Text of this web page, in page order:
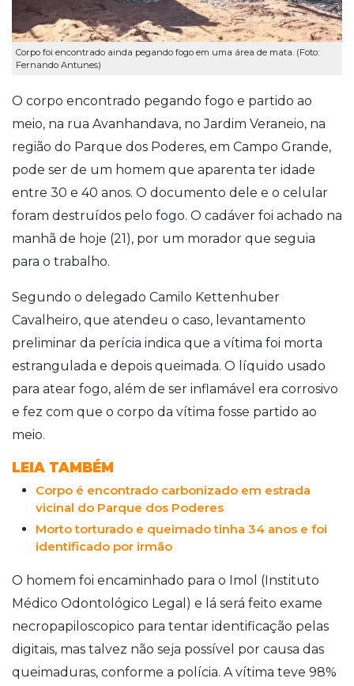
Corpo foi encontrado ainda pegando fogo em uma área de mata. (Foto:
Fernando Antunes)
O corpo encontrado pegando fogo e partido ao
meio, na rua Avanhandava, no Jardim Veraneio, na
região do Parque dos Poderes, em Campo Grande,
pode ser de um homem que aparenta ter idade
entre 30 e 40 anos. O documento dele e o celular
foram destruídos pelo fogo. O cadáver foi achado na
manhã de hoje (21), por um morador que seguia
para o trabalho.
Segundo o delegado Camilo Kettenhuber
Cavalheiro, que atendeu o caso, levantamento
preliminar da perícia indica que a vítima foi morta
estrangulada e depois queimada. O líquido usado
para atear fogo, além de ser inflamável era corrosivo
e fez com que o corpo da vítima fosse partido ao
meio.
LEIA TAMBÉM
Corpo é encontrado carbonizado em estrada
vicinal do Parque dos Poderes
Morto torturado e queimado tinha 34 anos e foi
identificado por irmão
O homem foi encaminhado para o Imol (Instituto
Médico Odontológico Legal) e lá será feito exame
necropapiloscopico para tentar identificação pelas
digitais, mas talvez não seja possível por causa das
queimaduras, conforme a polícia. A vítima teve 98%